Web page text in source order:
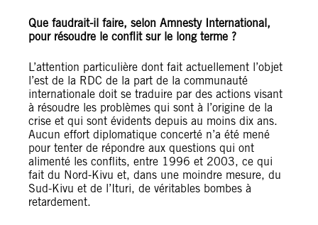
Que faudrait-il faire, selon Amnesty International,
pour résoudre le conflit sur le long terme ?
L’attention particulière dont fait actuellement l’objet
l’est de la RDC de la part de la communauté
internationale doit se traduire par des actions visant
à résoudre les problèmes qui sont à l’origine de la
crise et qui sont évidents depuis au moins dix ans.
Aucun effort diplomatique concerté n’a été mené
pour tenter de répondre aux questions qui ont
alimenté les conflits, entre 1996 et 2003, ce qui
fait du Nord-Kivu et, dans une moindre mesure, du
Sud-Kivu et de l’Ituri, de véritables bombes à
retardement.